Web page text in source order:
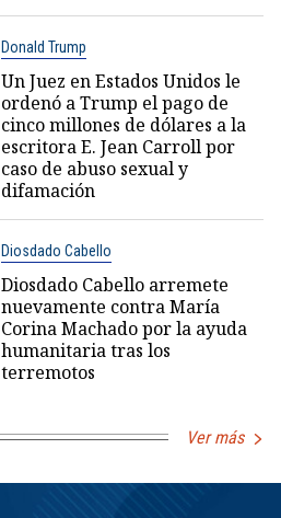
Donald Trump
Un Juez en Estados Unidos le
ordenó a Trump el pago de
cinco millones de dólares a la
escritora E. Jean Carroll por
caso de abuso sexual y
difamación
Diosdado Cabello
Diosdado Cabello arremete
nuevamente contra María
Corina Machado por la ayuda
humanitaria tras los
terremotos
Ver más